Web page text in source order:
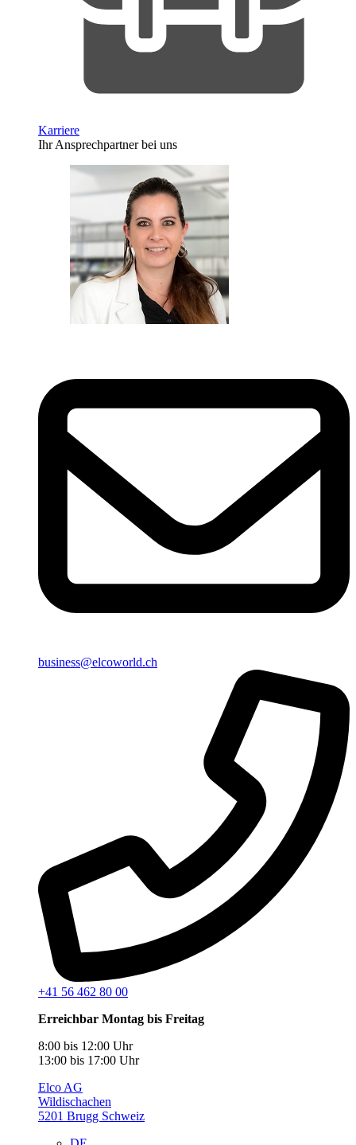
Karriere
Ihr Ansprechpartner bei uns
business@elcoworld.ch
+41 56 462 80 00
Erreichbar Montag bis Freitag
8:00 bis 12:00 Uhr
13:00 bis 17:00 Uhr
Elco AG
Wildischachen
5201 Brugg Schweiz